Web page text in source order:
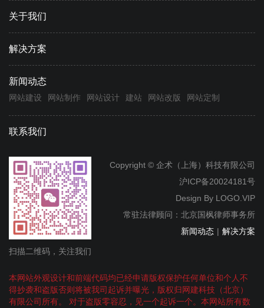
关于我们
解决方案
新闻动态
网站建设 网站制作 网站设计 建站 网站改版 网站定制
联系我们
扫描二维码，关注我们
Copyright © 企术（上海）科技有限公司
沪ICP备20024181号
Design By LOGO.VIP
常驻法律顾问：北京国枫律师事务所
新闻动态 | 解决方案
本网站外观设计和前端代码均已经申请版权保护任何单位和个人不
得抄袭和盗版否则将被我司起诉并曝光，版权归网建科技（北京）
有限公司所有。 对于盗版零容忍，见一个起诉一个。本网站所有数